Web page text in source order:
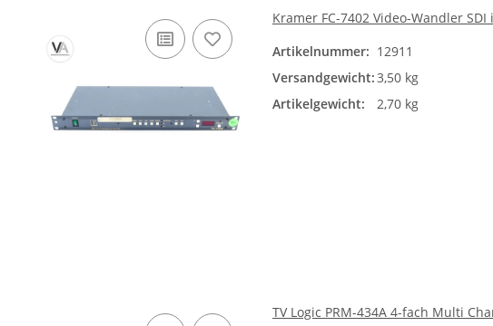
Kramer FC-7402 Video-Wandler
Artikelnummer: 12911
Versandgewicht:3,50 kg
Artikelgewicht:
2,70 kg
TV Logic PRM-434A 4-fach Multi